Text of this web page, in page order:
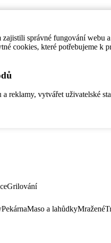
správné fungování
cookies, které potřebujeme
reklamy, vytvářet uživatelské
Grilování
PekárnaMaso a lahůdkyMražené